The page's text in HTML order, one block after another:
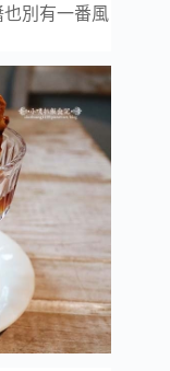
別有一番風